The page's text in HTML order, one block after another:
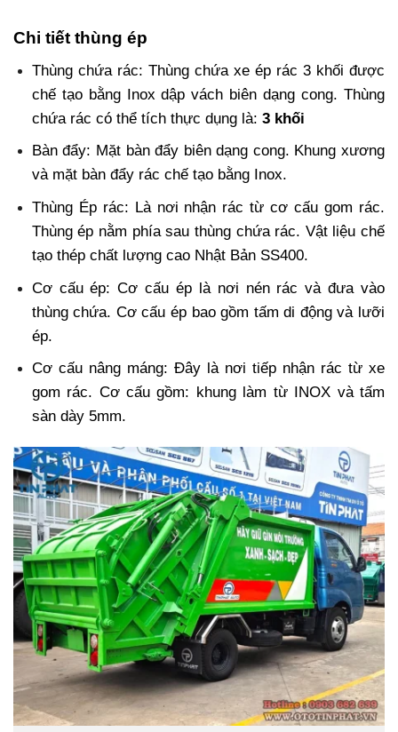
Chi tiết thùng ép
Thùng chứa rác: Thùng chứa xe ép rác 3 khối được
chế tạo bằng Inox dập vách biên dạng cong. Thùng
chứa rác có thể tích thực dụng là: 3 khối
Bàn đẩy: Mặt bàn đẩy biên dạng cong. Khung xương
và mặt bàn đẩy rác chế tạo bằng Inox.
Thùng Ép rác: Là nơi nhận rác từ cơ cấu gom rác.
Thùng ép nằm phía sau thùng chứa rác. Vật liệu chế
tạo thép chất lượng cao Nhật Bản SS400.
Cơ cấu ép: Cơ cấu ép là nơi nén rác và đưa vào
thùng chứa. Cơ cấu ép bao gồm tấm di động và lưỡi
ép.
Cơ cấu nâng máng: Đây là nơi tiếp nhận rác từ xe
gom rác. Cơ cấu gồm: khung làm từ INOX và tấm
sàn dày 5mm.